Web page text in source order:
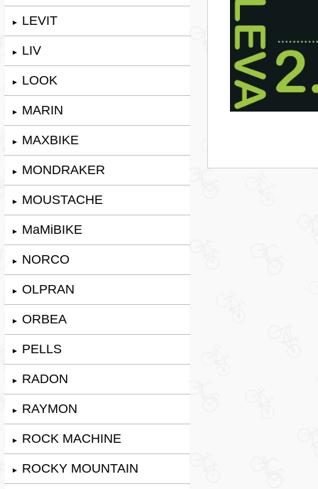
► LEVIT
► LIV
► LOOK
► MARIN
► MAXBIKE
► MONDRAKER
► MOUSTACHE
► MaMiBIKE
► NORCO
► OLPRAN
► ORBEA
► PELLS
► RADON
► RAYMON
► ROCK MACHINE
► ROCKY MOUNTAIN